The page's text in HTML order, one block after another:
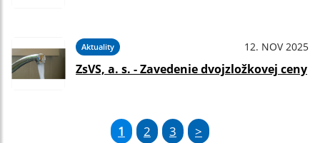
Aktuality 12. NOV 2025
ZsVS, a. s. - Zavedenie dvojzložkovej ceny
1 2 3 >